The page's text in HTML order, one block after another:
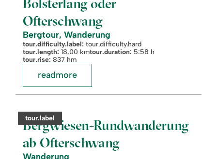
Bolsterlang oder
Ofterschwang
Bergtour, Wanderung
tour.difficulty.label: tour.difficulty.hard
tour.length: 18,00 kmtour.duration: 5:58 h
tour.rise: 837 hm
oder
Ofterschwang
readmore
category:
tour.label
Bergwiesen-Rundwanderung
ab Ofterschwang
Wanderung
readmore:
Rundwanderung
Ofterschwang